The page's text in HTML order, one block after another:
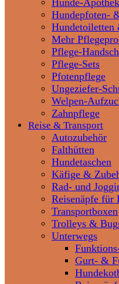
Hunde-
Hundepfoten-
Hundetoiletten
Mehr
Pflege-
Pflege-Sets
Pfotenpflege
Ungeziefer-
Welpen-
Zahnpflege
Reise & Transport
Autozubehör
Falthütten
Hundetaschen
Käfige &
Rad- und
Reisenäpfe für
Transportboxen
Trolleys &
Unterwegs
Gurt- &